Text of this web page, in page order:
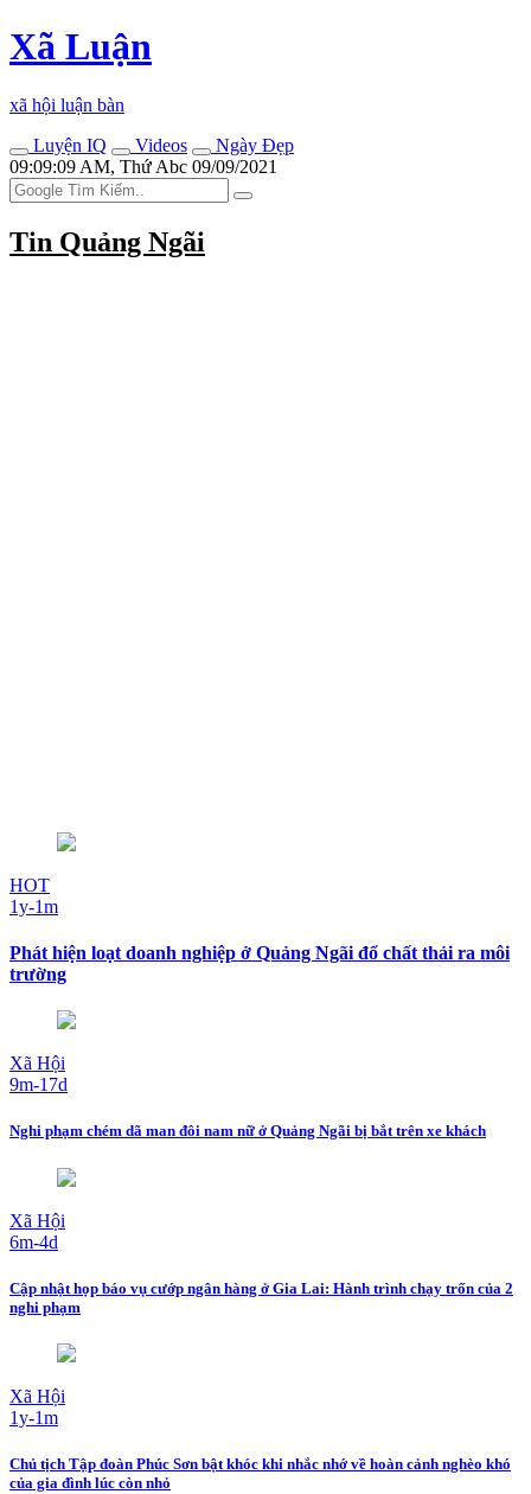
Xã Luận
xã hội luận bàn
Luyện IQ
Videos
Ngày Đẹp
09:09:09 AM, Thứ Abc 09/09/2021
Tin Quảng Ngãi
HOT
1y-1m
Phát hiện loạt doanh nghiệp ở Quảng Ngãi đổ chất thải ra môi
trường
Xã Hội
9m-17d
Nghi phạm chém dã man đôi nam nữ ở Quảng Ngãi bị bắt trên xe khách
Xã Hội
6m-4d
Cập nhật họp báo vụ cướp ngân hàng ở Gia Lai: Hành trình chạy trốn của 2
nghi phạm
Xã Hội
1y-1m
Chủ tịch Tập đoàn Phúc Sơn bật khóc khi nhắc nhớ về hoàn cảnh nghèo khó
của gia đình lúc còn nhỏ